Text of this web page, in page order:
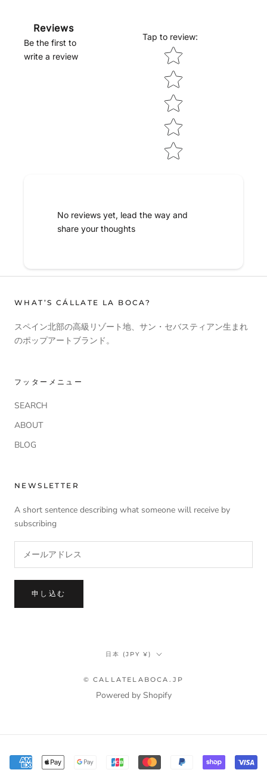
Reviews
Be the first to
write a review
Tap to review:
Star rating
No reviews yet, lead the way and
share your thoughts
WHAT’S CÁLLATE LA BOCA?
スペイン北部の高級リゾート地、サン・セバスティアン生まれ
のポップアートブランド。
フッターメニュー
SEARCH
ABOUT
BLOG
NEWSLETTER
A short sentence describing what someone will receive by
subscribing
申し込む
国/
域
日本 (JPY ¥)
© CALLATELABOCA.JP
Powered by Shopify